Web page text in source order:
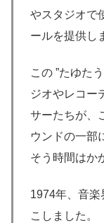
やスタジオで
ールを提供し
この ”たゆた
ジオやレコー
サーたちが、
ウンドの一部
そう時間はか
1974年、音
こしました。